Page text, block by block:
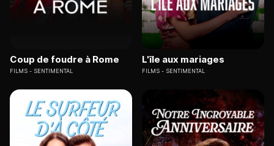
Coup de foudre à Rome
FILMS SENTIMENTAL
L'île aux mariages
FILMS SENTIMENTAL